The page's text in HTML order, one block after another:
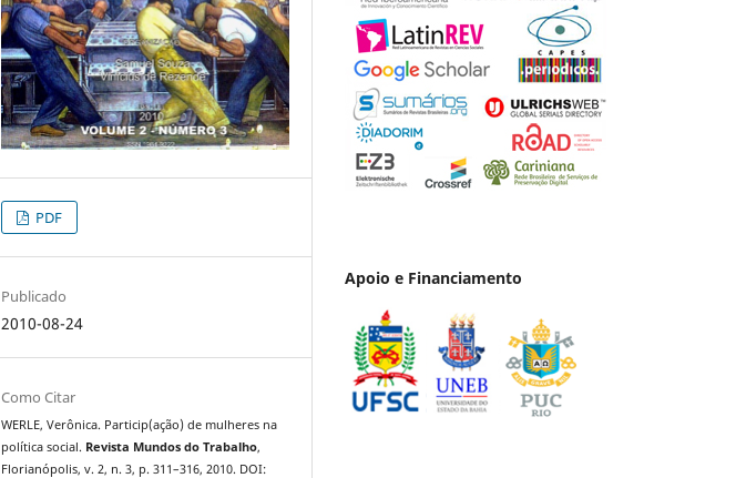
PDF
Publicado
2010-08-24
Como Citar
WERLE, Verônica. Particip(ação) de mulheres na
política social. Revista Mundos do Trabalho,
Florianópolis, v. 2, n. 3, p. 311–316, 2010. DOI:
Apoio e Financiamento